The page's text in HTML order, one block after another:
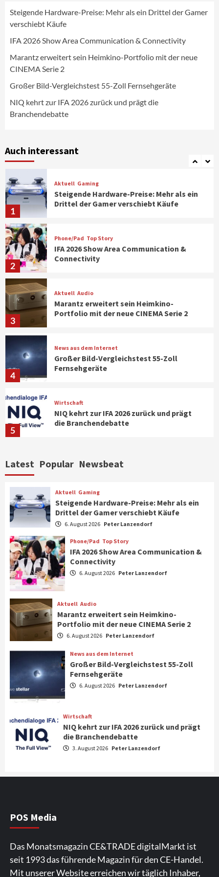
Steigende Hardware-Preise: Mehr als ein Drittel der Gamer
verschiebt Käufe
IFA 2026 Show Area Communication & Connectivity
Marantz erweitert sein Heimkino-Portfolio mit der neue
CINEMA Serie 2
Großer Bild-Vergleichstest 55-Zoll Fernsehgeräte
NIQ kehrt zur IFA 2026 zurück und prägt die
Branchendebatte
Auch interessant
5
NIQ kehrt zur IFA 2026 zurück und prägt
die Branchendebatte
6
Aktuell
CHERRY baut Vertriebsteam in
7
Klimageräte und Ventilatoren
1
Aktuell Gaming
Steigende Hardware-Preise: Mehr als ein
Drittel der Gamer verschiebt Käufe
2
Phone/Pad Top Story
IFA 2026 Show Area Communication &
Connectivity
3
Aktuell Audio
Marantz erweitert sein Heimkino-
Portfolio mit der neue CINEMA Serie 2
4
News aus dem Internet
Großer Bild-Vergleichstest 55-Zoll
Fernsehgeräte
5
Wirtschaft
NIQ kehrt zur IFA 2026 zurück und prägt
die Branchendebatte
6
CHERRY baut Vertriebsteam in
7
Smart Living Top Story
Verbraucher setzen immer mehr auf
1
Aktuell
Steigende Hardware-Preise: Mehr als ein
Drittel der Gamer verschiebt Käufe
2
Phone/Pad Top Story
IFA 2026 Show Area Communication &
Connectivity
Aktuell Audio
Marantz erweitert sein Heimkino-
Portfolio mit der neue CINEMA Serie 2
News aus dem Internet
Großer Bild-Vergleichstest 55-Zoll
Fernsehgeräte
5
6
CHERRY baut Vertriebsteam in
strategisch wichtigen Märkten aus
Latest Popular Newsbeat
Aktuell Gaming
Steigende Hardware-Preise: Mehr als ein
Drittel der Gamer verschiebt Käufe
6. August 2026 Peter Lanzendorf
Phone/Pad Top Story
IFA 2026 Show Area Communication &
Connectivity
6. August 2026 Peter Lanzendorf
Aktuell Audio
Marantz erweitert sein Heimkino-
Portfolio mit der neue CINEMA Serie 2
6. August 2026 Peter Lanzendorf
News aus dem Internet
Großer Bild-Vergleichstest 55-Zoll
Fernsehgeräte
6. August 2026 Peter Lanzendorf
Wirtschaft
NIQ kehrt zur IFA 2026 zurück und prägt
die Branchendebatte
3. August 2026 Peter Lanzendorf
POS Media
Das Monatsmagazin CE&TRADE digitalMarkt ist
seit 1993 das führende Magazin für den CE-Handel.
Mit unserer Website erreichen wir täglich Inhaber,